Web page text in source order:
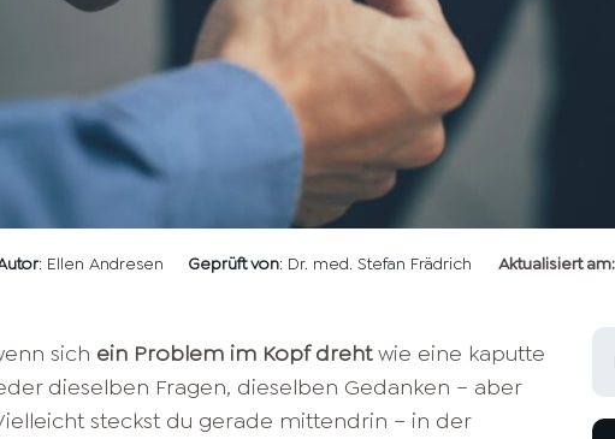
: Ellen Andresen Geprüft von: Dr. med. Stefan Frädrich Aktualisiert am:
sich ein Problem im Kopf drehtwie eine kaputte
dieselben Fragen, dieselben Gedanken – aber
steckst du gerade mittendrin – in der